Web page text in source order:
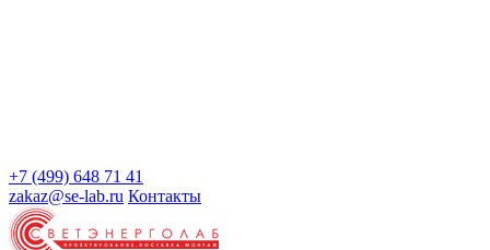
+7 (499) 648 71 41
zakaz@se-lab.ru Контакты